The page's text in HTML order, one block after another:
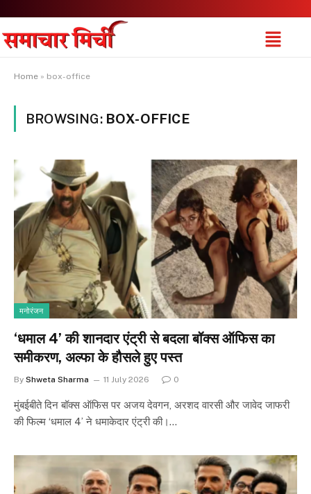
Home » box-office
BROWSING: BOX-OFFICE
मनोरंजन
‘धमाल 4’ की शानदार एंट्री से बदला बॉक्स ऑफिस का
समीकरण, अल्फा के हौसले हुए पस्त
By Shweta Sharma 11 July 2026 0
मुंबईबीते दिन बॉक्स ऑफिस पर अजय देवगन, अरशद वारसी और जावेद जाफरी
की फिल्म ‘धमाल 4’ ने धमाकेदार एंट्री की।…